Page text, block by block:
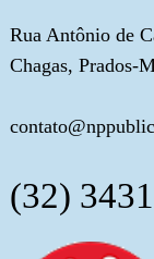
Rua Antônio de
Chagas, Prados-
(32)